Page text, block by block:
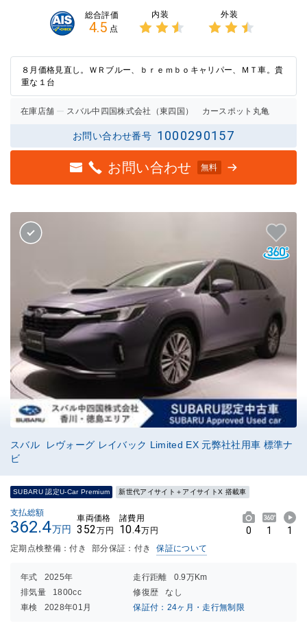
総合評価
4.5 点
内装
2.5点
の評価
外装
2.5点
の評価
８月価格見直し。ＷＲブルー、ｂｒｅｍｂｏキャリパー、ＭＴ車。貴
重な１台
在庫店舗 スバル中四国株式会社（東四国） カースポット丸亀
お問い合わせ番号 1000290157
お問い合わせ 無料
スバル レヴォーグ レイバック Limited EX 元弊社社用車 標準ナ
ビ
SUBARU 認定U-Car Premium 新世代アイサイト＋アイサイトX 搭載車
支払総額
362.4万円
車両価格
352万円
諸費用
10.4万円 0 1 1
定期点検整備：付き 部分保証：付き 保証について
年式 2025年 走行距離
0.9万Km
排気量
1800cc 修復歴
なし
車検
2028年01月 保証付：24ヶ月・走行無制限